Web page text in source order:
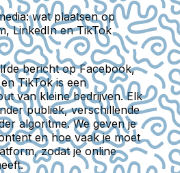
wat plaatsen op
LinkedIn en TikTok
bericht op Facebook,
TikTok is een
van kleine bedrijven. Elk
publiek, verschillende
algoritme. We geven je
en hoe vaak je moet
zodat je online